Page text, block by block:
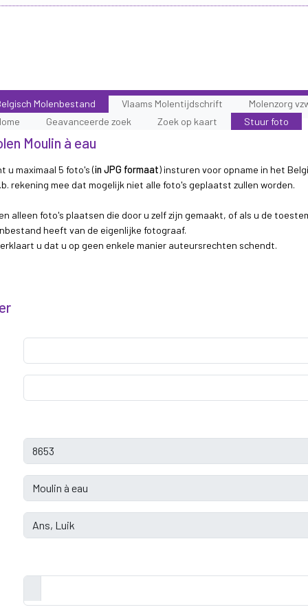
Molenbestand
Geavanceerde zoek Zoek op kaart Stuur foto
Vlaams Molentijdschrift Molenzorg
Moulin à eau
u maximaal 5 foto's (in JPG formaat) insturen voor opname in het
rekening mee dat mogelijk niet alle foto's geplaatst zullen worden.
alleen foto's plaatsen die door u zelf zijn gemaakt, of als u de
heeft van de eigenlijke fotograaf.
u dat u op geen enkele manier auteursrechten schendt.